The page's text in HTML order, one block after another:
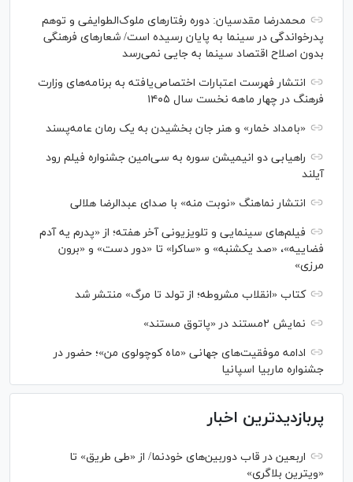
محمدرضا مقدسیان: دوره رفتارهای ملوک‌الطوایفی و توهم
پدرخواندگی در سینما به پایان رسیده است/ شعارهای فرهنگی
بدون اصلاح اقتصاد سینما به جایی نمی‌رسد
انتشار فهرست اعتبارات اختصاص‌یافته به برنامه‌های وزارت
فرهنگ در چهار ماهه نخست سال ۱۴۰۵
«بامداد خمار» و هنر جان بخشیدن به یک رمان عامه‌پسند
راهیابی دو انیمیشن سوره به سی‌امین جشنواره فیلم رود
آیلند
انتشار نماهنگ «نوبت منه» با صدای عبدالرضا هلالی
فیلم‌های سینمایی و تلویزیونی آخر هفته؛ از «پدرم یه آدم
فضاییه»، «صد یکشنبه» و «ساکرا» تا «دور دست» و «برون
مرزی»
کتاب «انقلاب مشروطه؛ از تولد تا مرگ» منتشر شد
نمایش ۲مستند در «پاتوق مستند»
ادامه موفقیت‌های جهانی «ماه کوچولوی من»؛ حضور در
جشنواره ماربیا اسپانیا
پربازدیدترین اخبار
اربعین در قاب دوربین‌های خودنما/ از «طی طریق» تا
«ویترین بلاگری»